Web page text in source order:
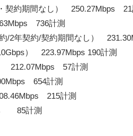
契約期間なし） 250.27Mbps 21
736計測
/2年契約/契約期間なし）
） 223.97Mbps 190計測
212.07Mbps 57計測
654計測
215計測
85計測